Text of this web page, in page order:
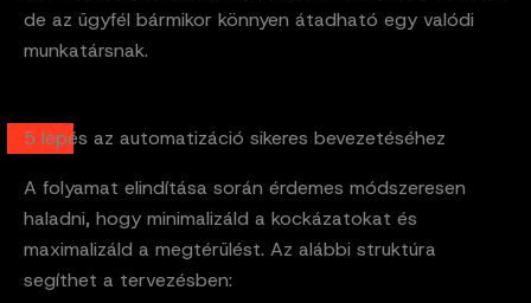
de az ügyfél bármikor könnyen átadható egy valódi
munkatársnak.
5 lépés az automatizáció sikeres bevezetéséhez
A folyamat elindítása során érdemes módszeresen
haladni, hogy minimalizáld a kockázatokat és
maximalizáld a megtérülést. Az alábbi struktúra
segíthet a tervezésben: